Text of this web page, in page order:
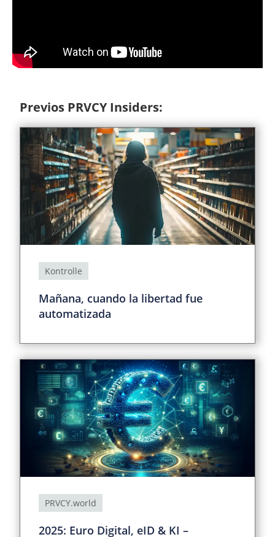
Previos PRVCY Insiders:
Kontrolle
Mañana, cuando la libertad fue
automatizada
PRVCY.world
2025: Euro Digital, eID & KI –